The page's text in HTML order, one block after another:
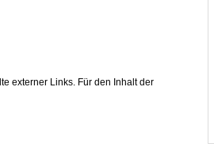
externer Links. Für den Inhalt der